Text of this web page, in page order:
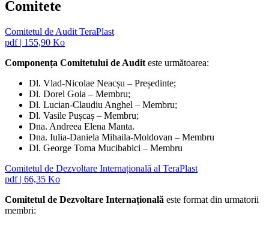
Comitete
Comitetul de Audit TeraPlast
pdf| 155,90 Ko
Componența Comitetului de Audit este următoarea:
Dl. Vlad-Nicolae Neacșu – Președinte;
Dl. Dorel Goia – Membru;
Dl. Lucian-Claudiu Anghel – Membru;
Dl. Vasile Pușcaș – Membru;
Dna. Andreea Elena Manta.
Dna. Iulia-Daniela Mihaila-Moldovan – Membru
Dl. George Toma Mucibabici – Membru
Comitetul de Dezvoltare Internațională al TeraPlast
pdf| 66,35 Ko
Comitetul de Dezvoltare Internațională este format din urmatorii
membri: